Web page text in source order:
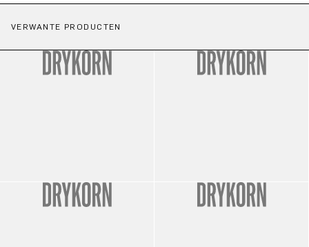
VERWANTE PRODUCTEN